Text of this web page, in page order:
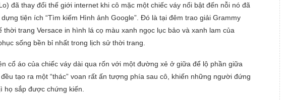
đã thay đổi thế giới internet khi cô mặc một chiếc váy nổi bật đến nỗi nó đã
tiện ích “Tìm kiếm Hình ảnh Google”. Đó là tại đêm trao giải Grammy
trang Versace in hình lá cọ màu xanh ngọc lục bảo và xanh lam của
sống bền bỉ nhất trong lịch sử thời trang.
cổ áo của chiếc váy dài qua rốn với một đường xẻ ở giữa để lộ phần giữa
tạo ra một “thác” voan rất ấn tượng phía sau cô, khiến những người đứng
họ sắp được chứng kiến.